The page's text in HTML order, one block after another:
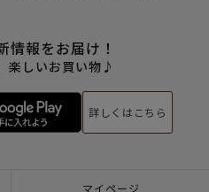
情報をお届け！
楽しいお買い物♪
詳しくはこちら
マイページ